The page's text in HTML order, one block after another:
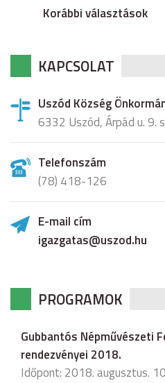
Korábbi választások
KAPCSOLAT
Uszód Község
6332 Uszód, Árpád u. 9.
Telefonszám
(78) 418-126
E-mail cím
igazgatas@uszod.hu
PROGRAMOK
Gubbantós Népművészeti
rendezvényei 2018.
Időpont: 2018. augusztus.